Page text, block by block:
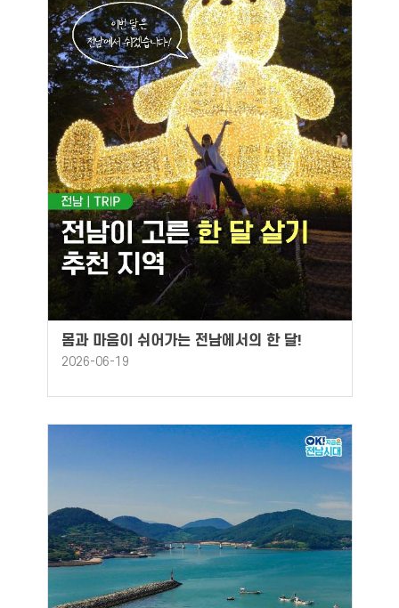
몸과 마음이 쉬어가는 전남에서의 한 달!
2026-06-19